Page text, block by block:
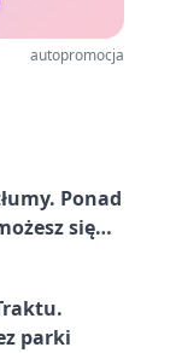
autopromocja
Ponad
się
parki